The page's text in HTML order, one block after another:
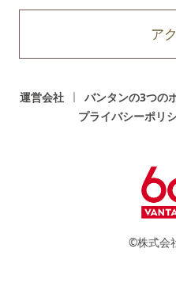
ア
運営会社 バンタンの3つの
プライバシーポリ
©株式会